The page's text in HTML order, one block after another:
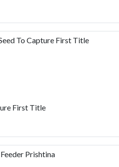
To Capture First Title
First Title
Prishtina